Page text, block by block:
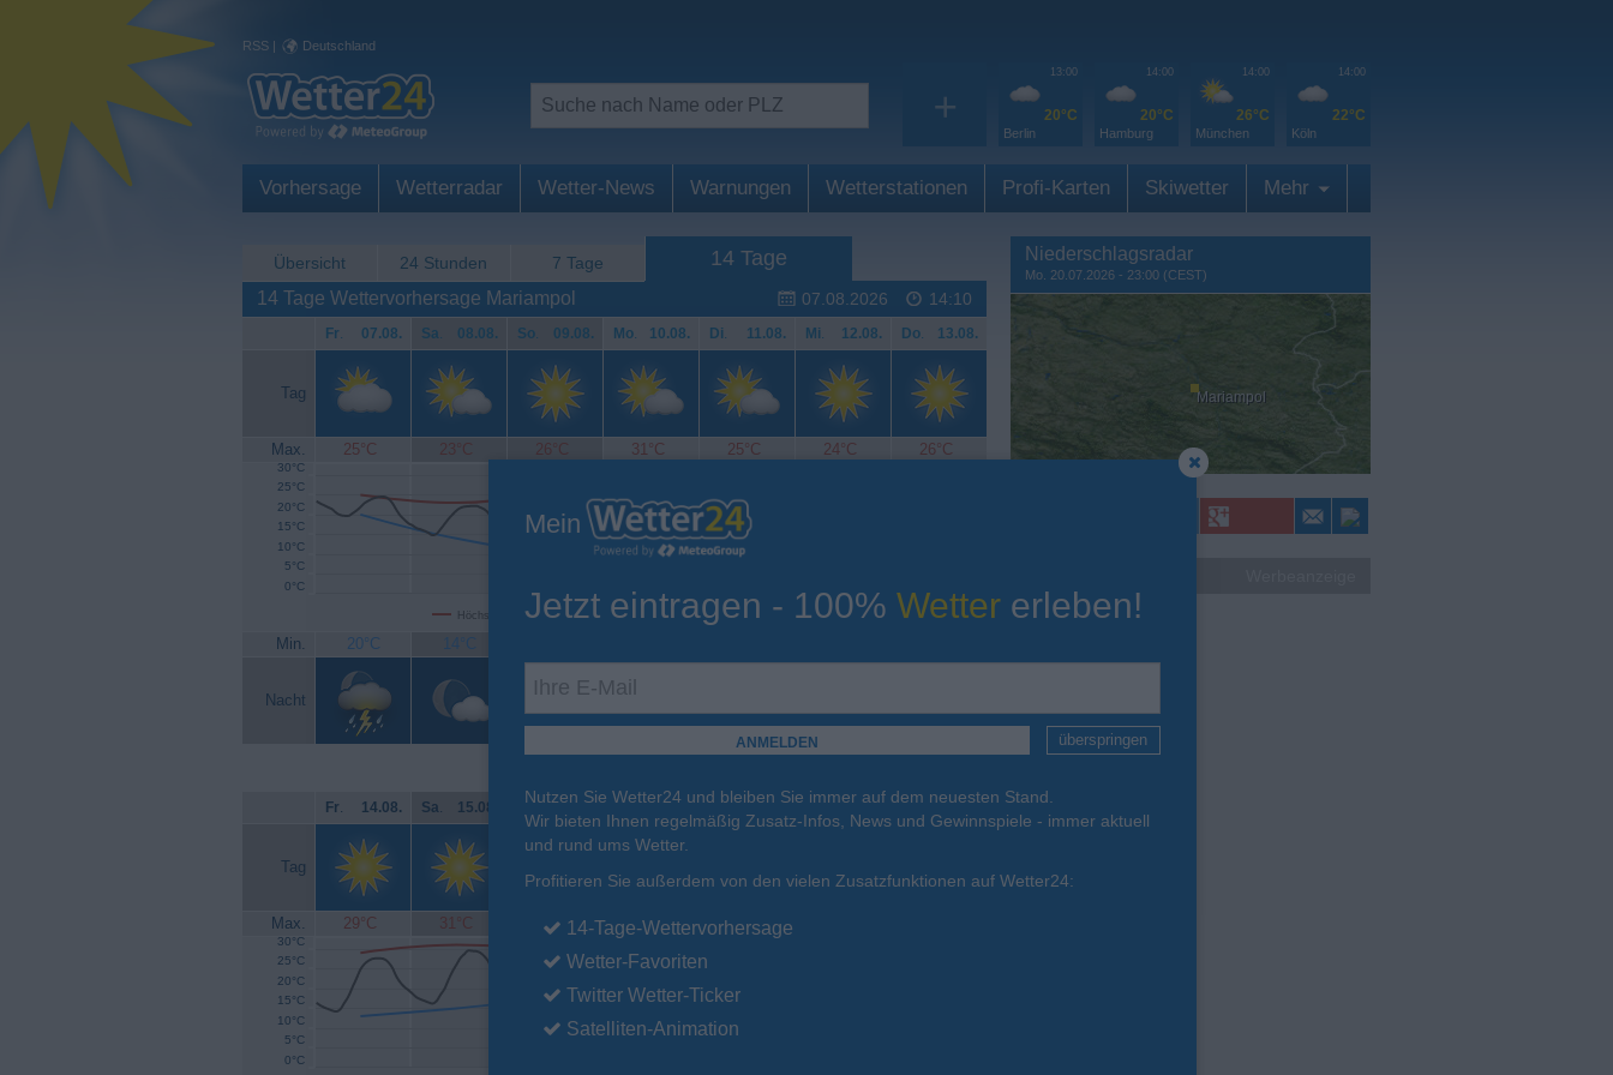
RSS | Deutschland
+
13:00
20°C
Berlin
14:00
20°C
Hamburg
14:00
26°C
München
14:00
22°C
Köln
Vorhersage Wetterradar Wetter-News Warnungen Wetterstationen Profi-Karten Skiwetter Mehr
Übersicht 24 Stunden 7 Tage 14 Tage
07.08.2026 14:10
14 Tage Wettervorhersage Mariampol
Fr. 07.08. Sa. 08.08. So. 09.08. Mo. 10.08. Di. 11.08. Mi. 12.08. Do. 13.08.
Tag
Max. 25°C 23°C 26°C 31°C 25°C 24°C 26°C
Höchsttemperatur Tiefsttemperatur Aktuelle Temperatur
0°C
5°C
10°C
15°C
20°C
25°C
30°C
Min. 20°C 14°C
Nacht
Fr. 14.08. Sa. 15.08. So. 16.08. Mo. 17.08. Di. 18.08. Mi. 19.08. Do. 20.08.
Tag
Max. 29°C 31°C 30°C 29°C 27°C
0°C
5°C
10°C
15°C
20°C
25°C
30°C
Niederschlagsradar
Mo. 20.07.2026 - 23:00 (CEST)
Mariampol
Mein
Jetzt eintragen - 100% Wetter erleben!
überspringen
Nutzen Sie Wetter24 und bleiben Sie immer auf dem neuesten Stand.
Wir bieten Ihnen regelmäßig Zusatz-Infos, News und Gewinnspiele - immer aktuell
und rund ums Wetter.
Profitieren Sie außerdem von den vielen Zusatzfunktionen auf Wetter24:
14-Tage-Wettervorhersage
Wetter-Favoriten
Twitter Wetter-Ticker
Satelliten-Animation